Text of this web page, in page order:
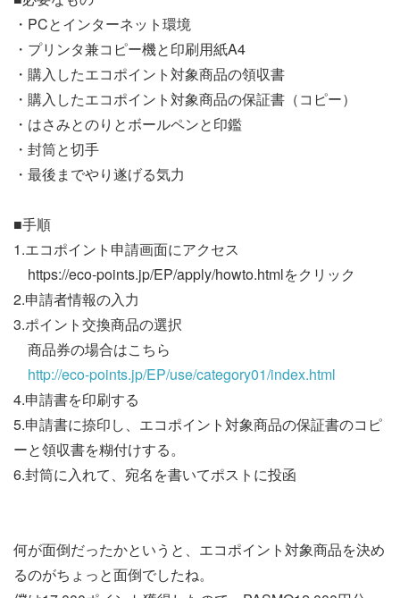
・PCとインターネット環境
・プリンタ兼コピー機と印刷用紙A4
・購入したエコポイント対象商品の領収書
・購入したエコポイント対象商品の保証書（コピー）
・はさみとのりとボールペンと印鑑
・封筒と切手
・最後までやり遂げる気力
■手順
1.エコポイント申請画面にアクセス
https://eco-points.jp/EP/apply/howto.htmlをクリック
2.申請者情報の入力
3.ポイント交換商品の選択
商品券の場合はこちら
http://eco-points.jp/EP/use/category01/index.html
4.申請書を印刷する
5.申請書に捺印し、エコポイント対象商品の保証書のコピ
ーと領収書を糊付けする。
6.封筒に入れて、宛名を書いてポストに投函
何が面倒だったかというと、エコポイント対象商品を決め
るのがちょっと面倒でしたね。